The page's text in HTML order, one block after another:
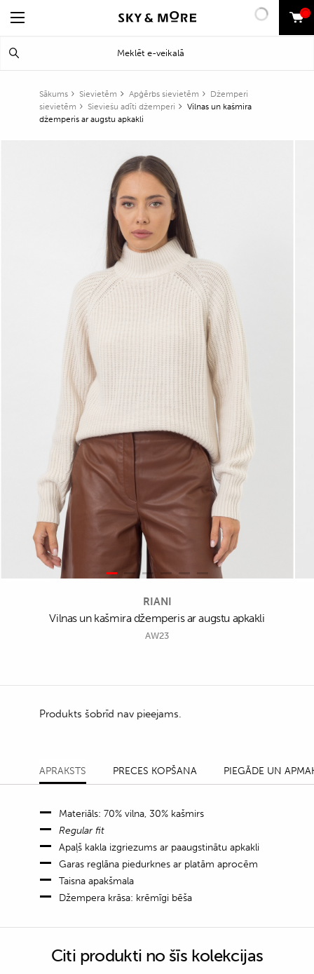
0
Sākums Sievietēm Apģērbs sievietēm
Džemperi
sievietēm
Sieviešu adīti džemperi
Vilnas un kašmira
džemperis ar augstu apkakli
RIANI
Vilnas un kašmira džemperis ar augstu apkakli
AW23
Produkts šobrīd nav pieejams.
APRAKSTS PRECES KOPŠANA PIEGĀDE UN
Materiāls: 70% vilna, 30% kašmirs
Regular fit
Apaļš kakla izgriezums ar paaugstinātu apkakli
Garas reglāna piedurknes ar platām aprocēm
Taisna apakšmala
Džempera krāsa: krēmīgi bēša
Citi produkti no šīs kolekcijas